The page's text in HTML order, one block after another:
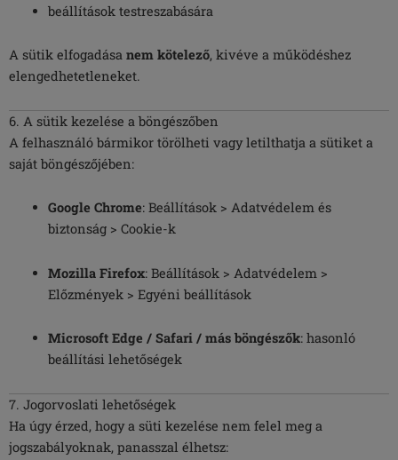
beállítások testreszabására
A sütik elfogadása nem kötelező, kivéve a működéshez
elengedhetetleneket.
6. A sütik kezelése a böngészőben
A felhasználó bármikor törölheti vagy letilthatja a sütiket a
saját böngészőjében:
Google Chrome: Beállítások > Adatvédelem és
biztonság > Cookie-k
Mozilla Firefox: Beállítások > Adatvédelem >
Előzmények > Egyéni beállítások
Microsoft Edge / Safari / más böngészők: hasonló
beállítási lehetőségek
7. Jogorvoslati lehetőségek
Ha úgy érzed, hogy a süti kezelése nem felel meg a
jogszabályoknak, panasszal élhetsz: